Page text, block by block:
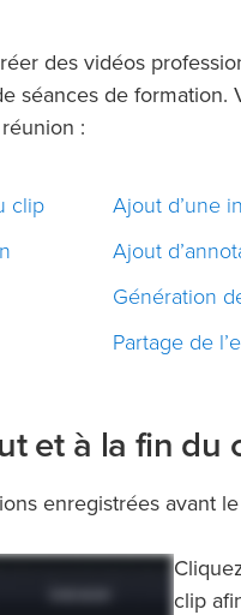
des vidéos
séances de formation.
:
clip
Ajout d’une
Ajout
Génération
Partage de
et à la fin du
enregistrées avant
clip